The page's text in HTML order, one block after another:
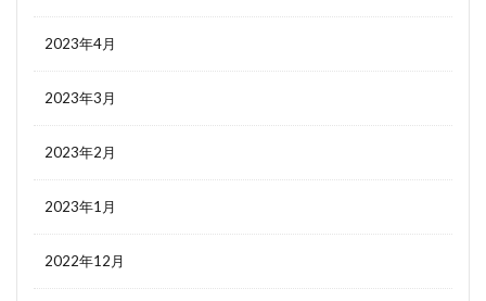
2023年4月
2023年3月
2023年2月
2023年1月
2022年12月